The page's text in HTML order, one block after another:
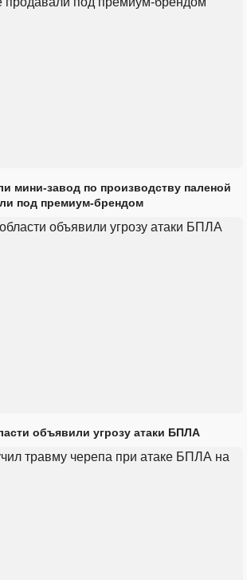
мини-завод по производству паленой
под премиум-брендом
объявили угрозу атаки БПЛА